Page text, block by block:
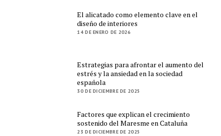
El alicatado como elemento clave en el
diseño de interiores
14 DE ENERO DE 2026
Estrategias para afrontar el aumento del
estrés y la ansiedad en la sociedad
española
30 DE DICIEMBRE DE 2025
Factores que explican el crecimiento
sostenido del Maresme en Cataluña
23 DE DICIEMBRE DE 2025